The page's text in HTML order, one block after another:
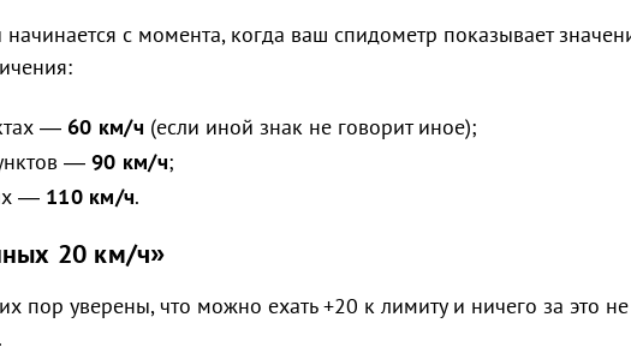
с момента, когда ваш спидометр показывает
— 60 км/ч (если иной знак не говорит иное);
— 90 км/ч;
— 110 км/ч.
20 км/ч»
пор уверены, что можно ехать +20 к лимиту и ничего за это не